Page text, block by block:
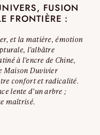
FUSION
FRONTIÈRE :
et la matière, émotion
l’albâtre
à l’encre de Chine,
Maison Duvivier
confort et radicalité.
lente d’un arbre ;
maîtrisé.